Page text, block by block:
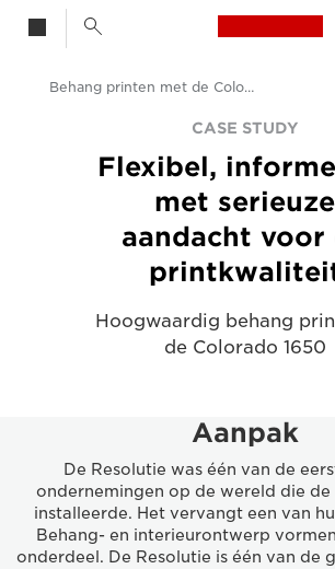
Oplossingen en services
Zakelijke Case Studies
Behang printen met de Colorado 1650 - casestudy
CASE STUDY
Flexibel,
met serieuze
aandacht voor
Hoogwaardig behang
de Colorado 1650
Aanpak
De Resolutie was één van de
ondernemingen op de wereld die de
installeerde. Het vervangt een van
Behang- en interieurontwerp
onderdeel. De Resolutie is één van de